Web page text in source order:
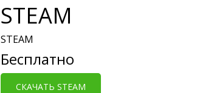
STEAM
STEAM
Бесплатно
СКАЧАТЬ STEAM